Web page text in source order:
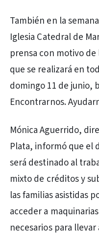
También en la
Iglesia Catedral de
prensa con motivo de
que se realizará en
domingo 11 de junio,
Encontrarnos.
Mónica Aguerrido,
Plata, informó que el
será destinado al
mixto de créditos y
las familias asistidas
acceder a
necesarios para